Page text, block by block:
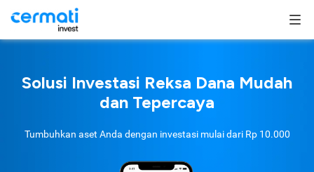
Solusi Investasi Reksa Dana Mudah
dan Tepercaya
Tumbuhkan aset Anda dengan investasi mulai dari Rp 10.000